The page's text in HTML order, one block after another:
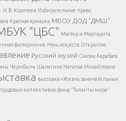
</div > </div >
И.В. Коротеев Избирательное право
Красная ярмарка МБОУ ДОД "ДМШ"
"ЦБС" Мастер и Маргарита
филармония Ночь искусств Открытие
Русский музей Сказка Карабаса
Чернбыль Шалагина Наталья Михайловна
выставка «Жизнь замечательных
коллективов фонд "Таланты мира"